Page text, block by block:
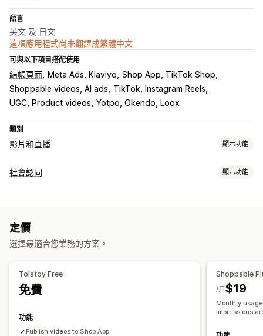
語言
英文 及 日文
這項應用程式尚未翻譯成繁體中文
可與以下項目搭配使用
結帳頁面 Meta Ads, Klaviyo Shop App, TikTok Shop
Shoppable videos, AI ads
TikTok, Instagram Reels
UGC, Product videos Yotpo, Okendo, Loox
類別
影片和直播 顯示功能
影片管理
自訂
影片編輯 錄影工具 影片範本
行動裝置回應式設計
社會認同 顯示功能
自訂版面配置
互動追蹤
定價
選擇最適合您業務的方案。
Tolstoy Free
免費
功能
Publish videos to Shop App
Shoppable
$19
/月
Monthly
impressions